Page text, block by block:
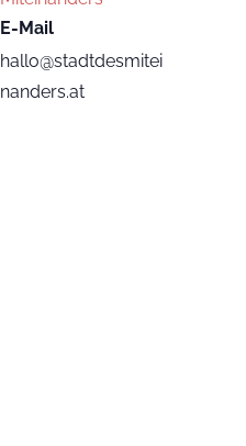
E-Mail
hallo@stadtdesmitei
nanders.at